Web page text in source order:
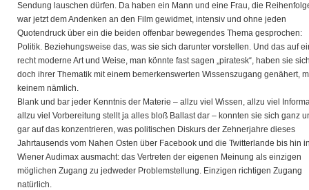
Sendung lauschen dürfen. Da haben ein Mann und eine Frau, die
war jetzt dem Andenken an den Film gewidmet, intensiv und ohne jeden
Quotendruck über ein die beiden offenbar bewegendes Thema gesprochen:
Politik. Beziehungsweise das, was sie sich darunter vorstellen. Und das auf
recht moderne Art und Weise, man könnte fast sagen „piratesk“, haben sie
doch ihrer Thematik mit einem bemerkenswerten Wissenszugang genähert,
keinem nämlich.
Blank und bar jeder Kenntnis der Materie – allzu viel Wissen, allzu viel
allzu viel Vorbereitung stellt ja alles bloß Ballast dar – konnten sie sich ganz
gar auf das konzentrieren, was politischen Diskurs der Zehnerjahre dieses
Jahrtausends vom Nahen Osten über Facebook und die Twitterlande bis hin
Wiener Audimax ausmacht: das Vertreten der eigenen Meinung als einzigen
möglichen Zugang zu jedweder Problemstellung. Einzigen richtigen Zugang
natürlich.